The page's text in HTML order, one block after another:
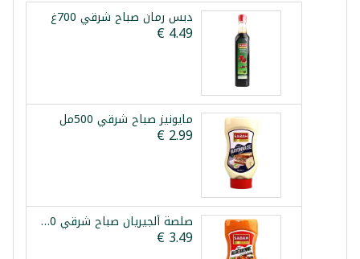
دبس رمان صباح شرقي 700غ
مايونيز صباح شرقي 500مل
صلصة ألجيريان صباح شرقي 500مل